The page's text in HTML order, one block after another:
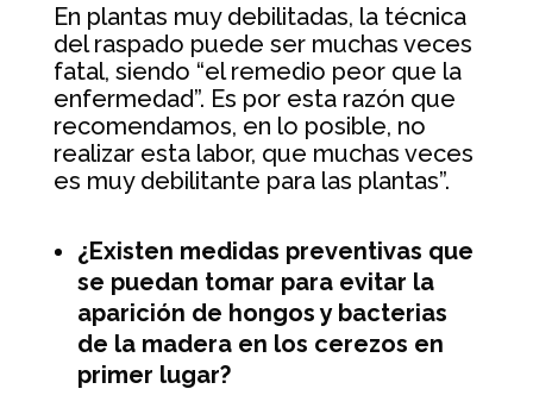
En plantas muy debilitadas, la técnica
del raspado puede ser muchas veces
fatal, siendo “el remedio peor que la
enfermedad”. Es por esta razón que
recomendamos, en lo posible, no
realizar esta labor, que muchas veces
es muy debilitante para las plantas”.
¿Existen medidas preventivas que
se puedan tomar para evitar la
aparición de hongos y bacterias
de la madera en los cerezos en
primer lugar?